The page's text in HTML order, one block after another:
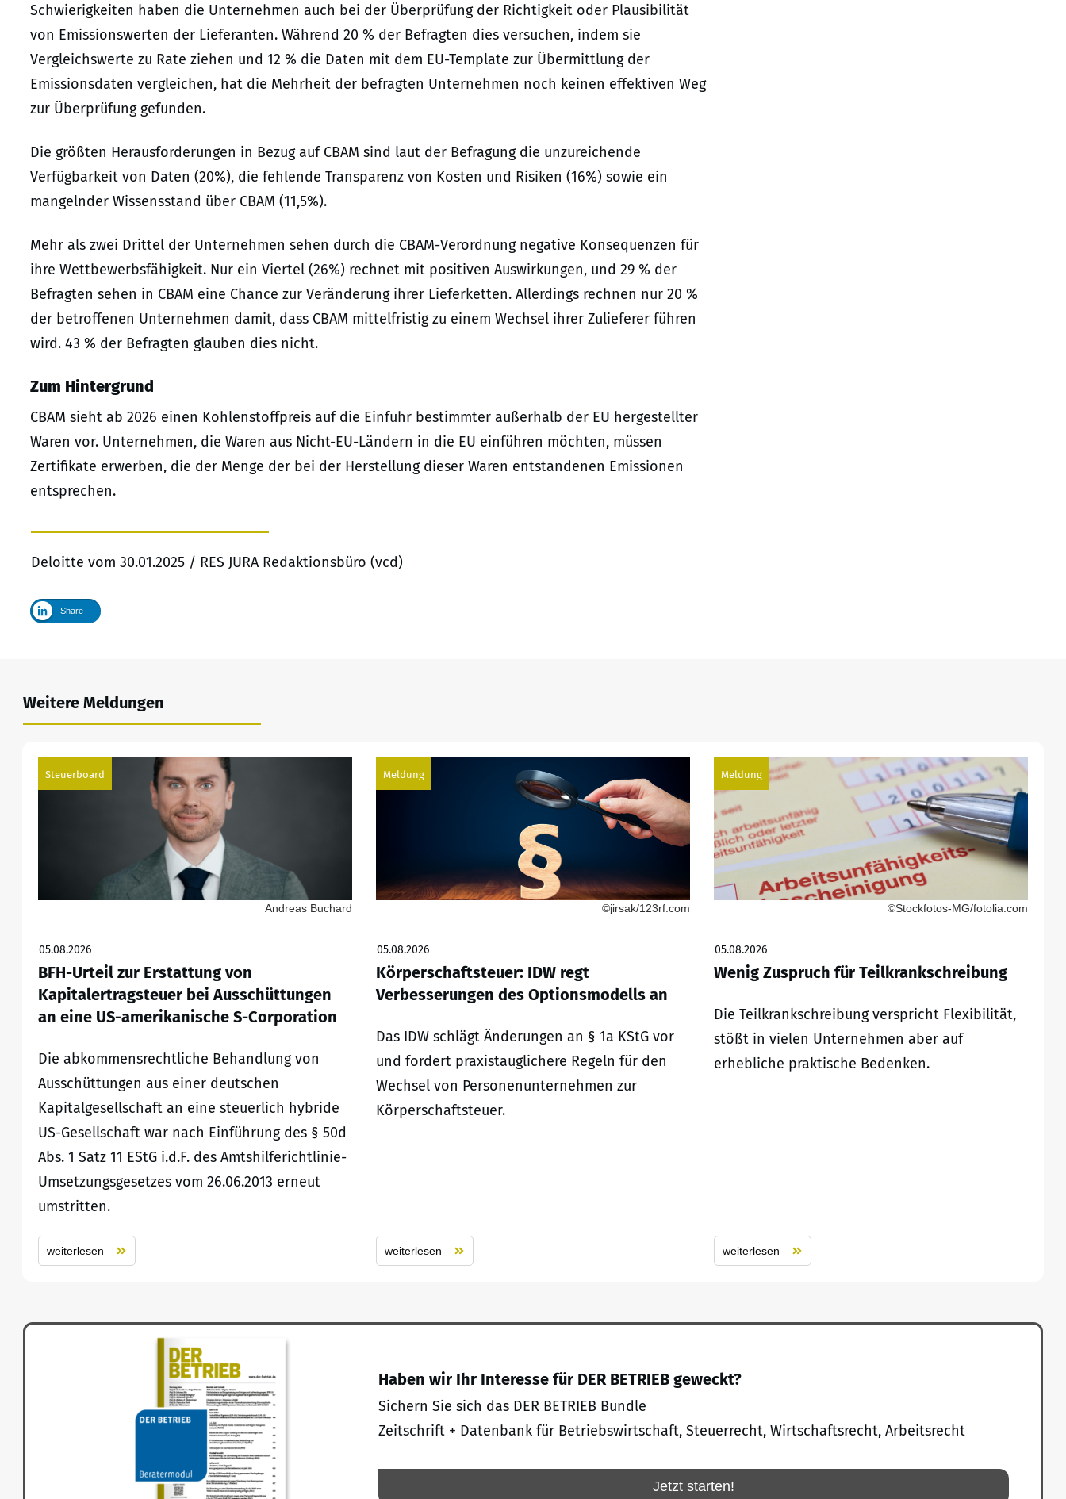
Schwierigkeiten haben die Unternehmen auch bei der Überprüfung der Richtigkeit oder Plausibilität
von Emissionswerten der Lieferanten. Während 20 % der Befragten dies versuchen, indem sie
Vergleichswerte zu Rate ziehen und 12 % die Daten mit dem EU-Template zur Übermittlung der
Emissionsdaten vergleichen, hat die Mehrheit der befragten Unternehmen noch keinen effektiven Weg
zur Überprüfung gefunden.
Die größten Herausforderungen in Bezug auf CBAM sind laut der Befragung die unzureichende
Verfügbarkeit von Daten (20%), die fehlende Transparenz von Kosten und Risiken (16%) sowie ein
mangelnder Wissensstand über CBAM (11,5%).
Mehr als zwei Drittel der Unternehmen sehen durch die CBAM-Verordnung negative Konsequenzen für
ihre Wettbewerbsfähigkeit. Nur ein Viertel (26%) rechnet mit positiven Auswirkungen, und 29 % der
Befragten sehen in CBAM eine Chance zur Veränderung ihrer Lieferketten. Allerdings rechnen nur 20 %
der betroffenen Unternehmen damit, dass CBAM mittelfristig zu einem Wechsel ihrer Zulieferer führen
wird. 43 % der Befragten glauben dies nicht.
Zum Hintergrund
CBAM sieht ab 2026 einen Kohlenstoffpreis auf die Einfuhr bestimmter außerhalb der EU hergestellter
Waren vor. Unternehmen, die Waren aus Nicht-EU-Ländern in die EU einführen möchten, müssen
Zertifikate erwerben, die der Menge der bei der Herstellung dieser Waren entstandenen Emissionen
entsprechen.
Deloitte vom 30.01.2025 / RES JURA Redaktionsbüro (vcd)
Share
Weitere Meldungen
Steuerboard
Andreas Buchard
05.08.2026
BFH-Urteil zur Erstattung von
Kapitalertragsteuer bei Ausschüttungen
an eine US-amerikanische S-Corporation
Die abkommensrechtliche Behandlung von
Ausschüttungen aus einer deutschen
Kapitalgesellschaft an eine steuerlich hybride
US-Gesellschaft war nach Einführung des § 50d
Abs. 1 Satz 11 EStG i.d.F. des Amtshilferichtlinie-
Umsetzungsgesetzes vom 26.06.2013 erneut
umstritten.
weiterlesen
Meldung
©jirsak/123rf.com
05.08.2026
Körperschaftsteuer: IDW regt
Verbesserungen des Optionsmodells an
Das IDW schlägt Änderungen an § 1a KStG vor
und fordert praxistauglichere Regeln für den
Wechsel von Personenunternehmen zur
Körperschaftsteuer.
weiterlesen
Meldung
©Stockfotos-MG/fotolia.com
05.08.2026
Wenig Zuspruch für Teilkrankschreibung
Die Teilkrankschreibung verspricht Flexibilität,
stößt in vielen Unternehmen aber auf
erhebliche praktische Bedenken.
weiterlesen
Haben wir Ihr Interesse für DER BETRIEB geweckt?
Sichern Sie sich das DER BETRIEB Bundle
Zeitschrift + Datenbank für Betriebswirtschaft, Steuerrecht, Wirtschaftsrecht, Arbeitsrecht
Jetzt starten!